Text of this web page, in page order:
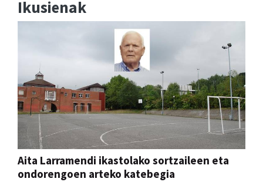
Ikusienak
Aita Larramendi ikastolako sortzaileen eta
ondorengoen arteko katebegia